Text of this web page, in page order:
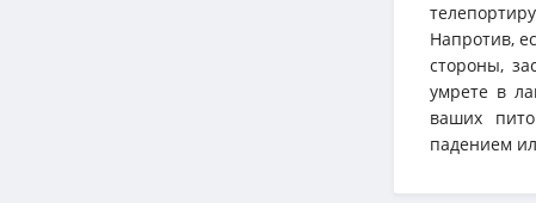
Напротив,
стороны,
умрете в
ваших
падением